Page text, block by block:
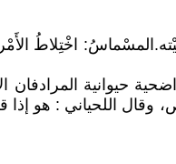
اخْتِلاطُ
اللحياني : هو إذا